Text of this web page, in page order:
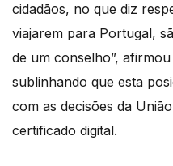
cidadãos, no que diz
viajarem para Portugal,
de um conselho”,
sublinhando que esta
com as decisões da
certificado digital.